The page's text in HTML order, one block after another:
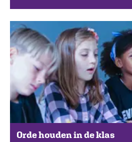
Orde houden in de klas